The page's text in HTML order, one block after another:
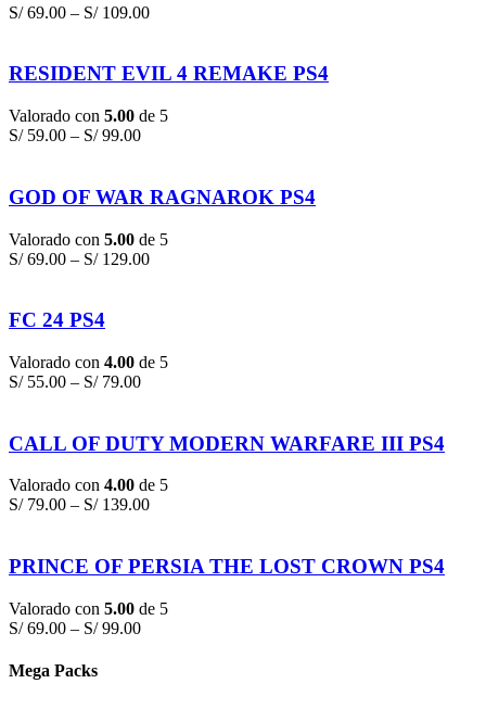
S/69.00 – S/109.00
RESIDENT EVIL 4 REMAKE PS4
Valorado con 5.00 de 5
S/59.00 – S/99.00
GOD OF WAR RAGNAROK PS4
Valorado con 5.00 de 5
S/69.00 – S/129.00
FC 24 PS4
Valorado con 4.00 de 5
S/55.00 – S/79.00
CALL OF DUTY MODERN WARFARE III PS4
Valorado con 4.00 de 5
S/79.00 – S/139.00
PRINCE OF PERSIA THE LOST CROWN PS4
Valorado con 5.00 de 5
S/69.00 – S/99.00
Mega Packs